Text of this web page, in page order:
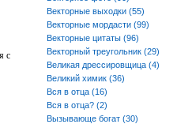
с
Векторные выходки (55)
Векторные мордасти (99)
Векторные цитаты (96)
Векторный треугольник (29)
Великая дрессировщица (4)
Великий химик (36)
Вся в отца (16)
Вся в отца? (2)
Вызывающе богат (30)